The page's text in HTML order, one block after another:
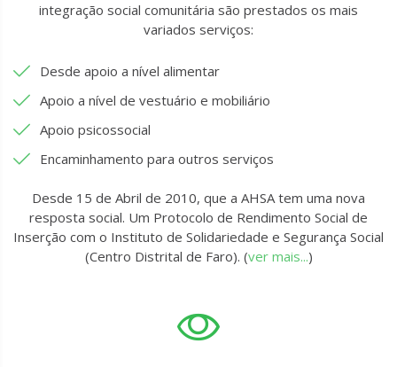
integração social comunitária são prestados os mais
variados serviços:
Desde apoio a nível alimentar
Apoio a nível de vestuário e mobiliário
Apoio psicossocial
Encaminhamento para outros serviços
Desde 15 de Abril de 2010, que a AHSA tem uma nova
resposta social. Um Protocolo de Rendimento Social de
Inserção com o Instituto de Solidariedade e Segurança Social
(Centro Distrital de Faro). (ver mais...)